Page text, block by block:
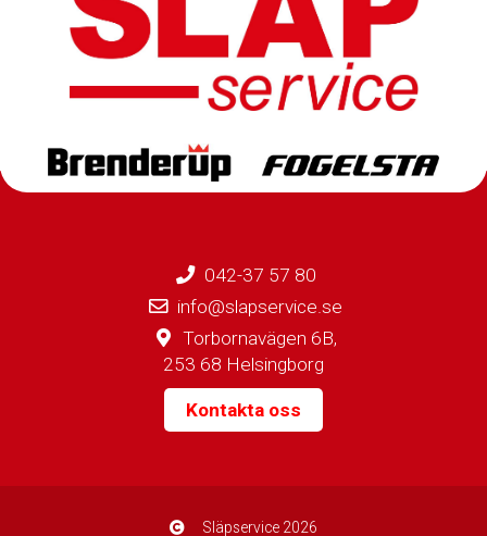
042-37 57 80
info@slapservice.se
Torbornavägen 6B,
253 68 Helsingborg
Kontakta oss
Släpservice 2026